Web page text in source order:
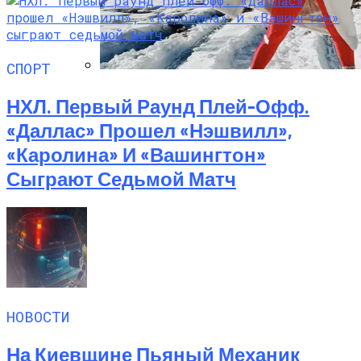
Хранит Свои Наряды Для Дочери Рани
СПОРТ
НХЛ. Первый Раунд Плей-Офф.
«Даллас» Прошел «Нэшвилл»,
«Каролина» И «Вашингтон»
Сыграют Седьмой Матч
НОВОСТИ
На Киевщине Пьяный Механик